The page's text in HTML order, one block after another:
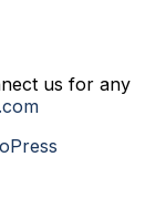
us for any